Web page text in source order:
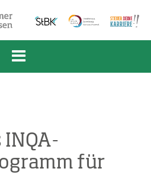
springen
INQA-
für